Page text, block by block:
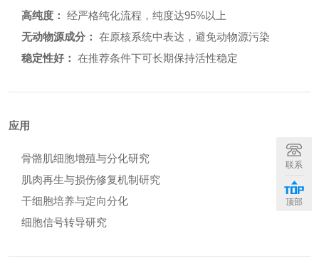
高纯度： 经严格纯化流程，纯度达95%以上
无动物源成分： 在原核系统中表达，避免动物源污染
稳定性好： 在推荐条件下可长期保持活性稳定
应用
骨骼肌细胞增殖与分化研究
肌肉再生与损伤修复机制研究
干细胞培养与定向分化
细胞信号转导研究
联系
顶部